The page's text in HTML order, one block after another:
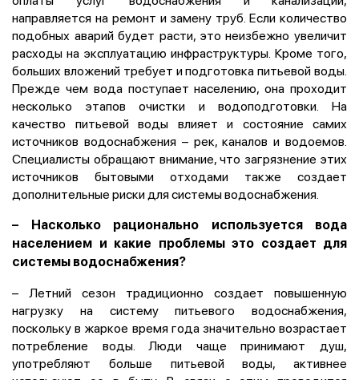
направляется на ремонт и замену труб. Если количество
подобных аварий будет расти, это неизбежно увеличит
расходы на эксплуатацию инфраструктуры. Кроме того,
больших вложений требует и подготовка питьевой воды.
Прежде чем вода поступает населению, она проходит
несколько этапов очистки и водоподготовки. На
качество питьевой воды влияет и состояние самих
источников водоснабжения – рек, каналов и водоемов.
Специалисты обращают внимание, что загрязнение этих
источников бытовыми отходами также создает
дополнительные риски для системы водоснабжения.
– Насколько рационально используется вода
населением и какие проблемы это создает для
системы водоснабжения?
– Летний сезон традиционно создает повышенную
нагрузку на систему питьевого водоснабжения,
поскольку в жаркое время года значительно возрастает
потребление воды. Люди чаще принимают душ,
употребляют больше питьевой воды, активнее